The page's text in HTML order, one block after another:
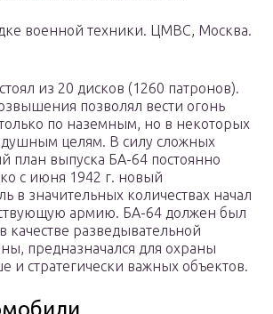
военной техники. ЦМВС, Москва.
из 20 дисков (1260 патронов).
позволял вести огонь
по наземным, но в некоторых
целям. В силу сложных
план выпуска БА-64 постоянно
с июня 1942 г. новый
в значительных количествах начал
армию. БА-64 должен был
качестве разведывательной
предназначался для охраны
и стратегически важных объектов.